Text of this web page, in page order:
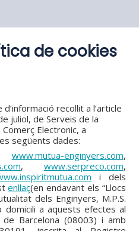
de cookies
recollit a l’article
juliol, de Serveis de la
Electronic, a
següents dades:
www.mutua-enginyers.com,
, www.serpreco.com,
i dels
enllaç(en endavant els “Llocs
dels Enginyers, M.P.S.
domicili a aquests efectes al
Barcelona (08003) i amb